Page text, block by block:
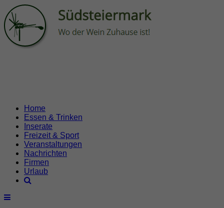
Home
Essen & Trinken
Inserate
Freizeit & Sport
Veranstaltungen
Nachrichten
Firmen
Urlaub